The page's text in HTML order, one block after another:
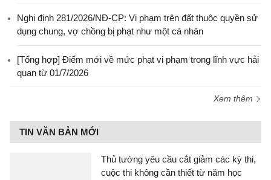
Nghị định 281/2026/NĐ-CP: Vi phạm trên đất thuộc quyền sử
dụng chung, vợ chồng bị phạt như một cá nhân
[Tổng hợp] Điểm mới về mức phạt vi phạm trong lĩnh vực hải
quan từ 01/7/2026
Xem thêm
TIN VĂN BẢN MỚI
Thủ tướng yêu cầu cắt giảm các kỳ thi,
cuộc thi không cần thiết từ năm học